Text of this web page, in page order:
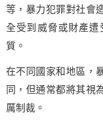
等，暴力犯罪對社會
全受到威脅或財產遭
質。
在不同國家和地區，
同，但通常都將其視
厲制裁。